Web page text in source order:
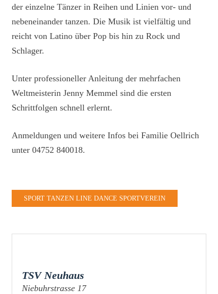
der einzelne Tänzer in Reihen und Linien vor- und
nebeneinander tanzen. Die Musik ist vielfältig und
reicht von Latino über Pop bis hin zu Rock und
Schlager.
Unter professioneller Anleitung der mehrfachen
Weltmeisterin Jenny Memmel sind die ersten
Schrittfolgen schnell erlernt.
Anmeldungen und weitere Infos bei Familie Oellrich
unter 04752 840018.
SPORT TANZEN LINE DANCE SPORTVEREIN
TSV Neuhaus
Niebuhrstrasse 17